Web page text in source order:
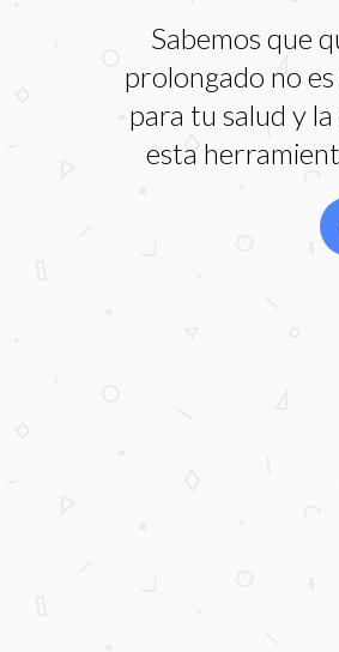
Sabemos que
prolongado no
para tu salud y
esta